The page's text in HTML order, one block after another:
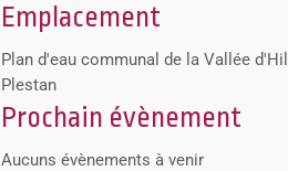
Emplacement
Plan d'eau communal de la Vallée
Plestan
Prochain évènement
Aucuns évènements à venir